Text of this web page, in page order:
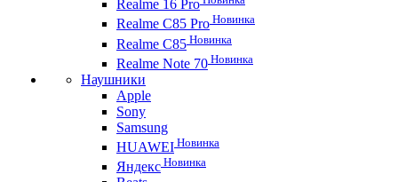
Realme 16 Pro
Realme C85 Pro Новинка
Realme C85 Новинка
Realme Note 70 Новинка
Наушники
Apple
Sony
Samsung
HUAWEI Новинка
Яндекс Новинка